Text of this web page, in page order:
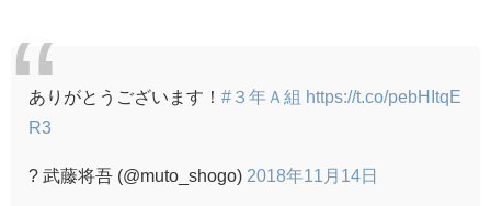
ありがとうございます！ #３年Ａ組 https://t.co/pebHItqE
R3
? 武藤将吾 (@muto_shogo) 2018年11月14日